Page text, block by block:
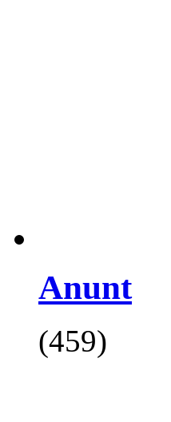
Anunt
(459)